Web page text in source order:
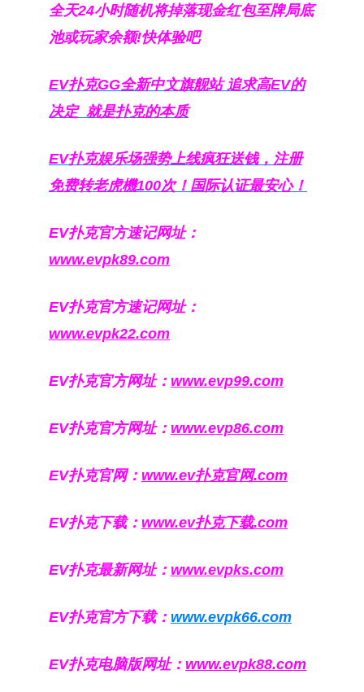
全天24小时随机将掉落现金红包至牌局底
池或玩家余额!快体验吧
EV扑克GG全新中文旗舰站追求高EV的
决定 就是扑克的本质
EV扑克娱乐场强势上线疯狂送钱，注册
免费转老虎機100次！国际认证最安心！
EV扑克官方速记网址：
www.evpk89.com
EV扑克官方速记网址：
www.evpk22.com
EV扑克官方网址： www.evp99.com
EV扑克官方网址： www.evp86.com
EV扑克官网： www.ev扑克官网.com
EV扑克下载： www.ev扑克下载.com
EV扑克最新网址： www.evpks.com
EV扑克官方下载： www.evpk66.com
EV扑克电脑版网址： www.evpk88.com